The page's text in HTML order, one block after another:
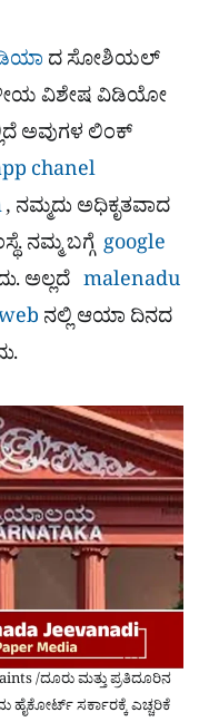
ದ ಸೋಶಿಯಲ್​
ವಿಶೇಷ ವಿಡಿಯೋ
ಅವುಗಳ ಲಿಂಕ್
chanel
, ನಮ್ಮದು ಅಧಿಕೃತವಾದ
ನಮ್ಮ ಬಗ್ಗೆ google
ಅಲ್ಲದೆ malenadu
ನಲ್ಲಿ ಆಯಾ ದಿನದ
/ದೂರು ಮತ್ತು ಪ್ರತಿದೂರಿನ
ಹೈಕೋರ್ಟ್ ಸರ್ಕಾರಕ್ಕೆ ಎಚ್ಚರಿಕೆ